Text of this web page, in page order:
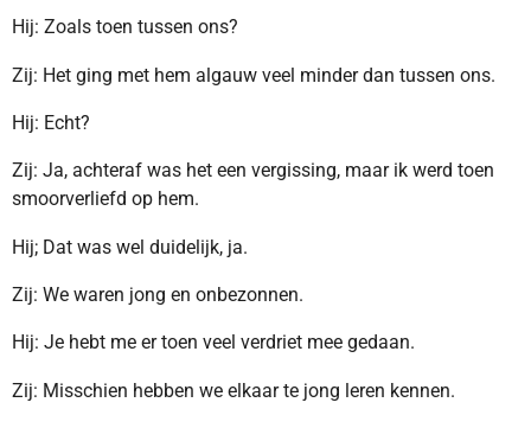
Hij: Zoals toen tussen ons?
Zij: Het ging met hem algauw veel minder dan tussen ons.
Hij: Echt?
Zij: Ja, achteraf was het een vergissing, maar ik werd toen
smoorverliefd op hem.
Hij; Dat was wel duidelijk, ja.
Zij: We waren jong en onbezonnen.
Hij: Je hebt me er toen veel verdriet mee gedaan.
Zij: Misschien hebben we elkaar te jong leren kennen.